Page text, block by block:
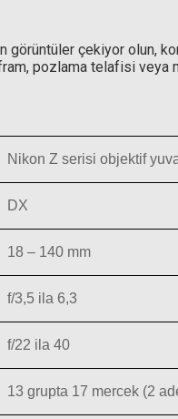
çekiyor olun,
pozlama telafisi veya
Nikon Z serisi objektif
DX
18 – 140 mm
f/3,5 ila 6,3
f/22 ila 40
13 grupta 17 mercek (2